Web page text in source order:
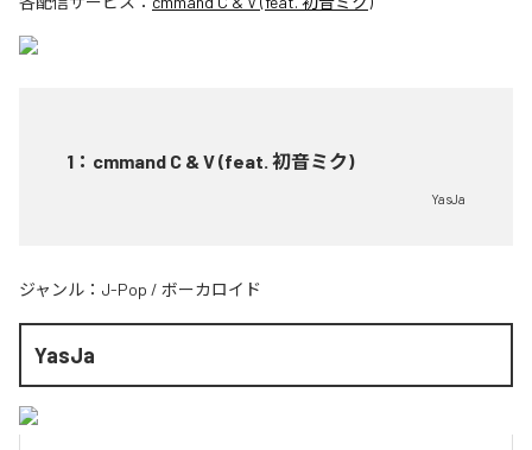
1 ： cmmand C & V (feat. 初音ミク)
YasJa
ジャンル： J-Pop / ボーカロイド
YasJa